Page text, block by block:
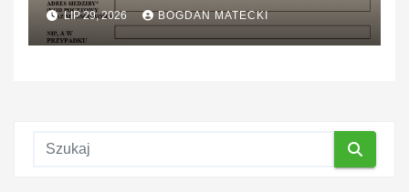
LIP 29, 2026 BOGDAN MATECKI